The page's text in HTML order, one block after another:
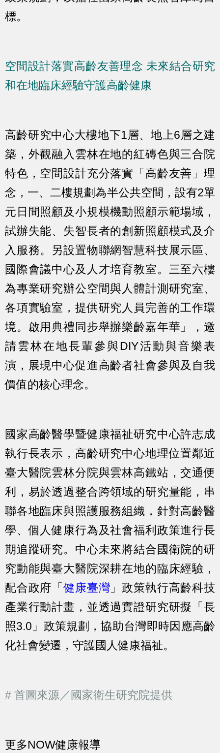
標。
空間設計落實高齡友善理念 未來結合研究
和在地臨床經驗守護高齡健康
高齡研究中心大樓地下1層、地上6層之建
築，外觀融入雲林在地的紅磚色與三合院
特色，空間設計充分落實「高齡友善」理
念，一、二樓規劃為半公共空間，設有2單
元日間照顧及小規模機動照顧示範場域，
試辦失能、失智長者的創新照顧模式及介
入服務。另設置物聯網智慧科技展示區、
國際會議中心及人才培育教室。三至六樓
為專業研究辦公空間與人體計測研究室、
各項實驗室，提供研究人員完善的工作環
境。啟用典禮同步舉辦樂齡嘉年華」，邀
請雲林在地長輩參與DIY活動與音樂表
演，展現中心促進高齡者社會參與及自我
價值的核心理念。
國家高齡醫學暨健康福祉研究中心許志成
執行長表示，高齡研究中心地理位置鄰近
臺大醫院雲林分院與雲林高鐵站，交通便
利，易於透過整合跨領域的研究量能，串
聯各地臨床與照護服務組織，針對高齡醫
學、個人健康行為及社會福利政策進行長
期追蹤研究。中心未來將結合國衛院的研
究動能與臺大醫院深耕在地的臨床經驗，
配合政府「健康臺灣 」政策執行高齡科技
產業行動計畫，並透過實證研究研擬「長
照3.0」政策規劃，協助台灣即時因應高齡
化社會變遷，守護國人健康福祉。
# 首圖來源／國家衛生研究院提供
更多NOW健康報導